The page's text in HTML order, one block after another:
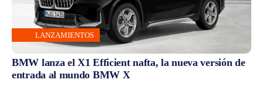
LANZAMIENTOS
BMW lanza el X1 Efficient nafta, la nueva versión de
entrada al mundo BMW X